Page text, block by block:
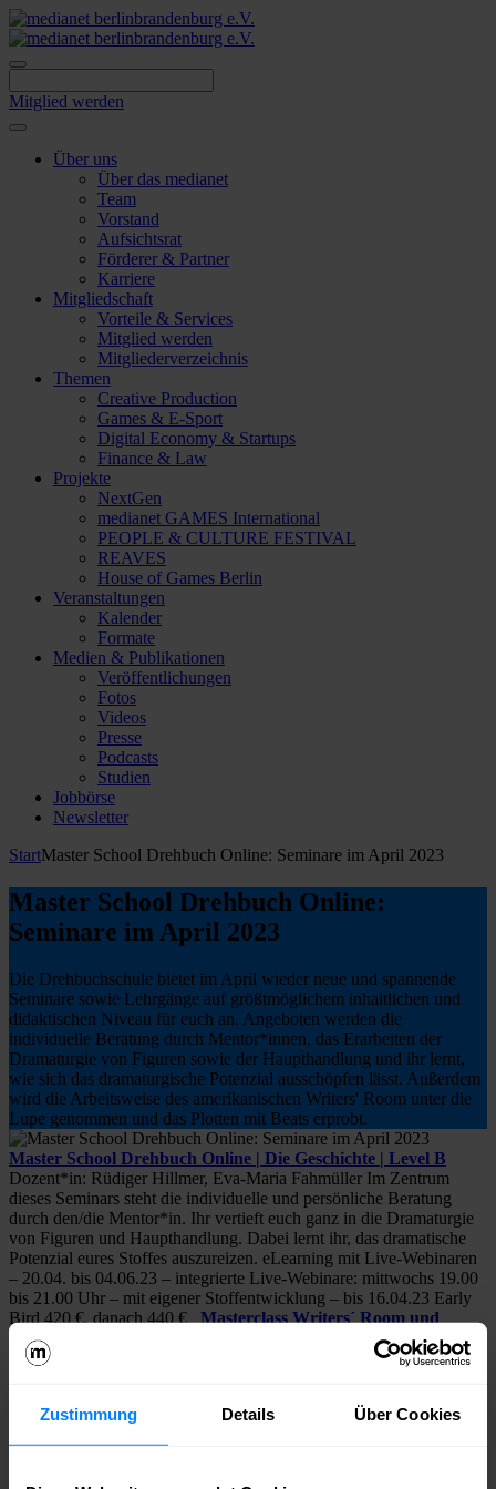
Zustimmung Details Über Cookies
Skip
to
content
Mitglied werden
Über uns
Über das medianet
Team
Vorstand
Aufsichtsrat
Förderer & Partner
Karriere
Mitgliedschaft
Vorteile & Services
Mitglied werden
Mitgliederverzeichnis
Themen
Creative Production
Games & E-Sport
Digital Economy & Startups
Finance & Law
Projekte
NextGen
medianet GAMES International
PEOPLE & CULTURE FESTIVAL
REAVES
House of Games Berlin
Veranstaltungen
Kalender
Formate
Medien & Publikationen
Veröffentlichungen
Fotos
Videos
Presse
Podcasts
Studien
Jobbörse
Newsletter
StartMaster School Drehbuch Online: Seminare im April 2023
Master School Drehbuch Online:
Seminare im April 2023
Die Drehbuchschule bietet im April wieder neue und spannende
Seminare sowie Lehrgänge auf größtmöglichem inhaltlichen und
didaktischen Niveau für euch an. Angeboten werden die
individuelle Beratung durch Mentor*innen, das Erarbeiten der
Dramaturgie von Figuren sowie der Haupthandlung und ihr lernt,
wie sich das dramaturgische Potenzial ausschöpfen lässt. Außerdem
wird die Arbeitsweise des amerikanischen Writers' Room unter die
Lupe genommen und das Plotten mit Beats erprobt.
Master School Drehbuch Online | Die Geschichte | Level B
Dozent*in: Rüdiger Hillmer, Eva-Maria Fahmüller Im Zentrum
dieses Seminars steht die individuelle und persönliche Beratung
durch den/die Mentor*in. Ihr vertieft euch ganz in die Dramaturgie
von Figuren und Haupthandlung. Dabei lernt ihr, das dramatische
Potenzial eures Stoffes auszureizen. eLearning mit Live-Webinaren
– 20.04. bis 04.06.23 – integrierte Live-Webinare: mittwochs 19.00
bis 21.00 Uhr – mit eigener Stoffentwicklung – bis 16.04.23 Early
Bird 420 €, danach 440 €Masterclass Writers´ Room und
Plotten mit Beats
Dozent*in: Katrin Merkel, Timo Gößler Die
Autor*innen des Fachbuchs „Der German Room“ stellen die
zeigen, wie das Modell auch hier zielführend umgesetzt werden